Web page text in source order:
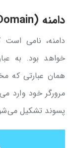
دامنه (Domain) چیست؟
دامنه، نامی
خواهد بود. به
همان عبارتی که
مرورگر خود وارد
پسوند تشکیل